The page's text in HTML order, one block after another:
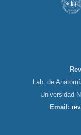
Lab. de
Universidad
Email: